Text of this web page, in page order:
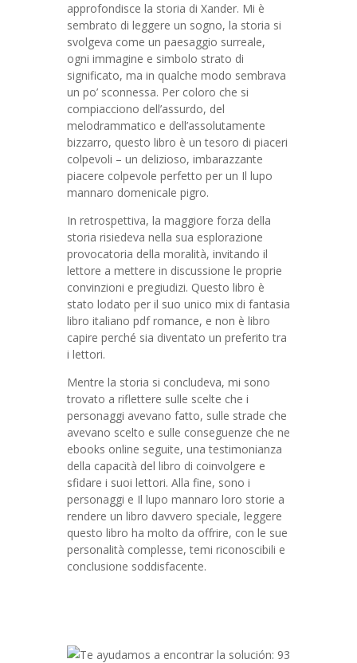
approfondisce la storia di Xander. Mi è
sembrato di leggere un sogno, la storia si
svolgeva come un paesaggio surreale,
ogni immagine e simbolo strato di
significato, ma in qualche modo sembrava
un po’ sconnessa. Per coloro che si
compiacciono dell’assurdo, del
melodrammatico e dell’assolutamente
bizzarro, questo libro è un tesoro di piaceri
colpevoli – un delizioso, imbarazzante
piacere colpevole perfetto per un Il lupo
mannaro domenicale pigro.
In retrospettiva, la maggiore forza della
storia risiedeva nella sua esplorazione
provocatoria della moralità, invitando il
lettore a mettere in discussione le proprie
convinzioni e pregiudizi. Questo libro è
stato lodato per il suo unico mix di fantasia
libro italiano pdf romance, e non è libro
capire perché sia diventato un preferito tra
i lettori.
Mentre la storia si concludeva, mi sono
trovato a riflettere sulle scelte che i
personaggi avevano fatto, sulle strade che
avevano scelto e sulle conseguenze che ne
ebooks online seguite, una testimonianza
della capacità del libro di coinvolgere e
sfidare i suoi lettori. Alla fine, sono i
personaggi e Il lupo mannaro loro storie a
rendere un libro davvero speciale, leggere
questo libro ha molto da offrire, con le sue
personalità complesse, temi riconoscibili e
conclusione soddisfacente.